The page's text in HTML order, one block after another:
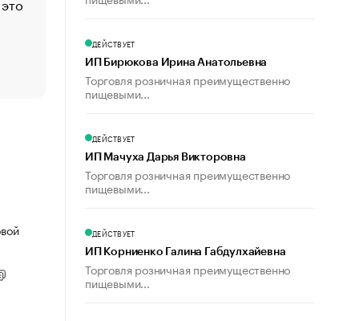
Что обвинения против Павла Дурова значат для
пользователей
ДЕЙСТВУЕТ
ИП Бирюкова Ирина Анатольевна
Торговля розничная преимущественно
пищевыми...
ДЕЙСТВУЕТ
ИП Мачуха Дарья Викторовна
Торговля розничная преимущественно
пищевыми...
ДЕЙСТВУЕТ
ИП Корниенко Галина Габдулхайевна
Торговля розничная преимущественно
пищевыми...